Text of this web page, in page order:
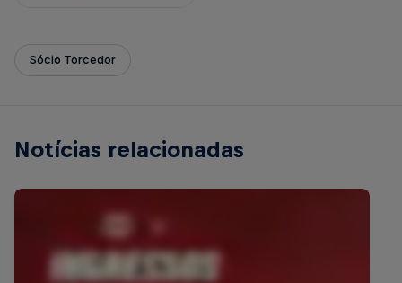
Sócio Torcedor
Notícias relacionadas